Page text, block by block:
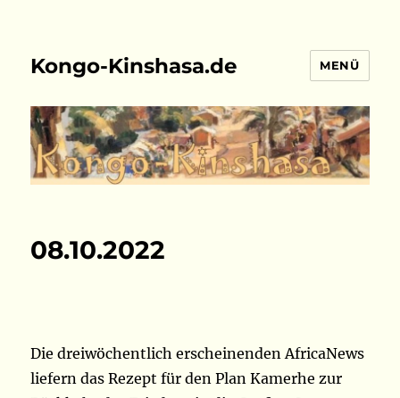
Kongo-Kinshasa.de MENÜ
08.10.2022
Die dreiwöchentlich erscheinenden AfricaNews
liefern das Rezept für den Plan Kamerhe zur